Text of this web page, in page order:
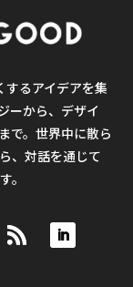
するアイデアを集
ーから、デザイ
で。世界中に散ら
、対話を通じて
。